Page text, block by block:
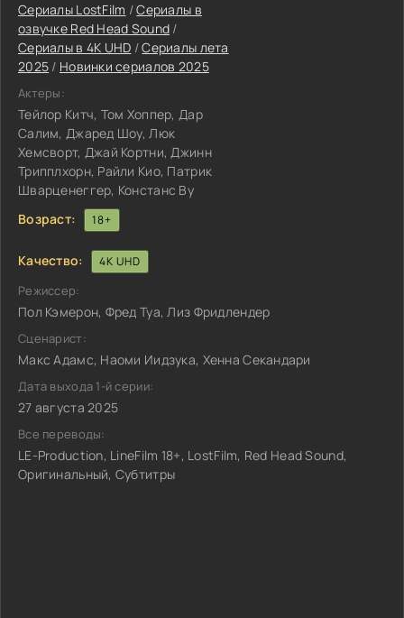
Сериалы LostFilm /Сериалы в
озвучке Red Head Sound /
Сериалы в 4K UHD /Сериалы лета
2025 / Новинки сериалов 2025
Актеры:
Тейлор Китч, Том Хоппер, Дар
Салим, Джаред Шоу, Люк
Хемсворт, Джай Кортни, Джинн
Трипплхорн, Райли Кио, Патрик
Шварценеггер, Констанс Ву
Возраст:
18+
Качество: 4K UHD
Режиссер:
Пол Кэмерон, Фред Туа, Лиз Фридлендер
Сценарист:
Макс Адамс, Наоми Иидзука, Хенна Секандари
Дата выхода 1-й серии:
27 августа 2025
Все переводы:
LE-Production, LineFilm 18+, LostFilm, Red Head Sound,
Оригинальный, Субтитры